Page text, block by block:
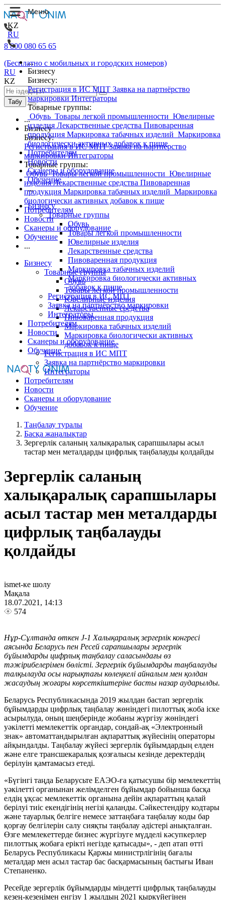
KZ
RU
...
Бизнесу
Бизнесу:
Регистрация в ИС МПТ Заявка на партнёрство
маркировкиИнтеграторы
Товарные группы:
Обувь Товары легкой промышленности Ювелирные
изделия Лекарственные средства Пивоваренная
продукция Маркировка табачных изделий Маркировка
биологически активных добавок к пище
Потребителям
Новости
Сканеры и оборудование
Обучение
...
Бизнесу
Товарные группы
Обувь
Товары легкой промышленности
Ювелирные изделия
Лекарственные средства
Пивоваренная продукция
Маркировка табачных изделий
Маркировка биологически активных
добавок к пище
Регистрация в ИС МПТ
Заявка на партнёрство маркировки
Интеграторы
Потребителям
Новости
Сканеры и оборудование
Обучение
8 800 080 65 65
(Бесплатно с мобильных и городских номеров)
RU
KZ
Табу
...
Бизнесу
Бизнесу:
Регистрация в ИС МПТЗаявка на партнёрство
маркировкиИнтеграторы
Товарные группы:
ОбувьТовары легкой промышленности Ювелирные
изделияЛекарственные средства Пивоваренная
продукция Маркировка табачных изделий Маркировка
биологически активных добавок к пище
Потребителям
Новости
Сканеры и оборудование
Обучение
...
Бизнесу
Товарные группы
Обувь
Товары легкой промышленности
Ювелирные изделия
Лекарственные средства
Пивоваренная продукция
Маркировка табачных изделий
Маркировка биологически активных
добавок к пище
Регистрация в ИС МПТ
Заявка на партнёрство маркировки
Интеграторы
Потребителям
Новости
Сканеры и оборудование
Обучение
Таңбалау туралы
Басқа жаңалықтар
Зергерлік саланың халықаралық сарапшылары асыл
тастар мен металдарды цифрлық таңбалауды қолдайды
Зергерлік саланың
халықаралық сарапшылары
асыл тастар мен металдарды
цифрлық таңбалауды
қолдайды
ismet-ке шолу
Мақала
18.07.2021, 14:13
574
Нұр-Сұлтанда өткен J-1 Халықаралық зергерлік конгресі
аясында Беларусь пен Ресей сарапшылары зергерлік
бұйымдарды цифрлық таңбалау саласындағы өз
тәжірибелерімен бөлісті. Зергерлік бұйымдарды таңбалауды
талқылауда осы нарықтағы көлеңкелі айналым мен қолдан
жасаудың жоғары көрсеткіштеріне басты назар аударылды.
Беларусь Республикасында 2019 жылдан бастап зергерлік
бұйымдарды цифрлық таңбалау жөніндегі пилоттық жоба іске
асырылуда, оның шеңберінде жобаны жүргізу жөніндегі
уәкілетті мемлекеттік органдар, сондай-ақ «Электронный
знак» автоматтандырылған ақпараттық жүйесінің операторы
айқындалды. Таңбалау жүйесі зергерлік бұйымдардың елден
және елге трансшекаралық қозғалысы кезінде деректердің
берілуін қамтамасыз етеді.
«Бүгінгі таңда Беларусьте ЕАЭО-ға қатысушы бір мемлекеттің
уәкілетті органынан желімделген бұйымдар бойынша басқа
елдің ұқсас мемлекеттік органына дейін ақпараттың қалай
берілуі тиіс екендігінің негізі қаланды. Сәйкестендіру кодтары
және тауарлық белгіге немесе заттаңбаға таңбалау коды бар
қорғау белгілерін салу сияқты таңбалау әдістері анықталған.
Өзге мемлекеттерде бизнес жүргізуге мүдделі кәсупкерлер
пилоттық жобаға ерікті негізде қатысады», - деп атап өтті
Беларусь Республикасы Қаржы министрлігінің бағалы
металдар мен асыл тастар бас басқармасының бастығы Иван
Степаненко.
Ресейде зергерлік бұйымдарды міндетті цифрлық таңбалауды
кезең-кезеңімен енгізу 1 жылдың 2021 қыркүйегінен